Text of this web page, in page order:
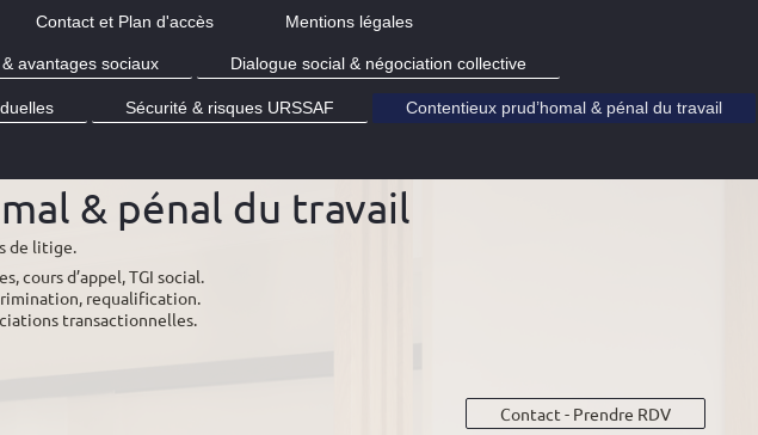
Contact et Plan d'accès Mentions légales
avantages sociaux Dialogue social & négociation collective
Sécurité & risques URSSAF Contentieux prud’homal & pénal du travail
& pénal du travail
de litige.
cours d’appel, TGI social.
requalification.
transactionnelles.
Contact - Prendre RDV